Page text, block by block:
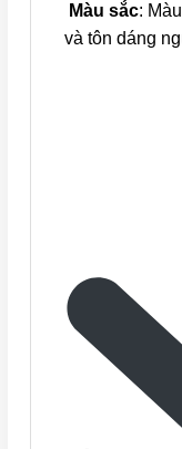
Màu sắc:
và tôn dáng